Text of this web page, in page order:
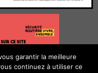
garantir la meilleure
continuez à utiliser ce